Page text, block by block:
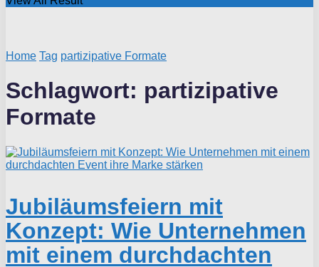
Home Tag partizipative Formate
Schlagwort: partizipative
Formate
Jubiläumsfeiern mit
Konzept: Wie Unternehmen
mit einem durchdachten